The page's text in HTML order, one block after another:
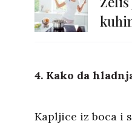
4. Kako da
Kapljice iz boca i